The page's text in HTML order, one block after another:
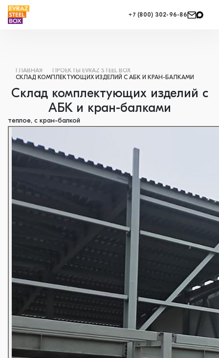
+7 (800) 302-96-86
ГЛАВНАЯ
ПРОЕКТЫ EVRAZ STEEL BOX
СКЛАД КОМПЛЕКТУЮЩИХ ИЗДЕЛИЙ С АБК И КРАН-БАЛКАМИ
Склад комплектующих изделий с
АБК и кран-балками
теплое, с кран-балкой